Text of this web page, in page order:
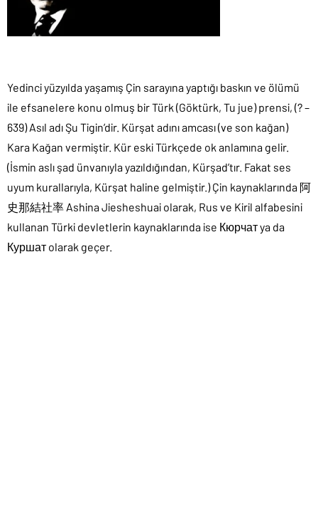
Yedinci yüzyılda yaşamış Çin sarayına yaptığı baskın ve ölümü
ile efsanelere konu olmuş bir Türk (Göktürk, Tu jue) prensi, (? –
639) Asıl adı Şu Tigin’dir. Kürşat adını amcası (ve son kağan)
Kara Kağan vermiştir. Kür eski Türkçede ok anlamına gelir.
(İsmin aslı şad ünvanıyla yazıldığından, Kürşad’tır. Fakat ses
uyum kurallarıyla, Kürşat haline gelmiştir.) Çin kaynaklarında 阿
史那結社率 Ashina Jiesheshuai olarak, Rus ve Kiril alfabesini
kullanan Türki devletlerin kaynaklarında ise Кюрчат ya da
Куршат olarak geçer.